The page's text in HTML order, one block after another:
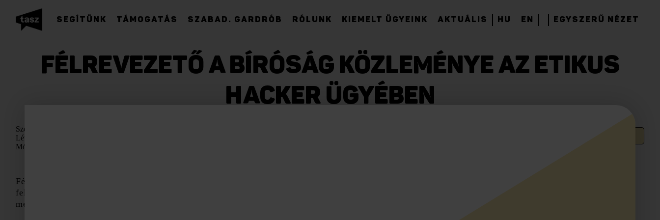
SEGÍTÜNK TÁMOGATÁS SZABAD. GARDRÓB RÓLUNK KIEMELT ÜGYEINK AKTUÁLIS HU EN EGYSZERŰ NÉZET
FÉLREVEZETŐ A BÍRÓSÁG KÖZLEMÉNYE AZ ETIKUS
HACKER ÜGYÉBEN
Szerző:
Létrehozva:
Módosítva:
Félrevezető tájékoztatást adott a Szolnoki Törvényszék a Társaság a Szabadságjogokért (TASZ) ügyfele, a Magyar Telekom biztonsági hálózatában hibát
feltáró etikus hacker peréről. Az ítéletet a napokban kapta kézhez a TASZ – a benne foglaltaknak számos ponton, elfogadhatatlan módon mond ellent a
még decemberben kiadott bírósági közlemény.